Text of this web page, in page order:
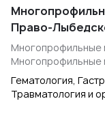
Право-
Многопрофильные
Многопрофильные
Гематология,
Травматология и